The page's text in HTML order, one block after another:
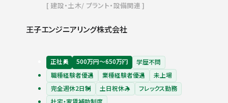
建設・土木 プラント・設備関連
王子エンジニアリング株式会社
正社員 500万円〜650万円
学歴不問
職種経験者優遇
業種経験者優遇
未上場
完全週休2日制
土日祝休み
フレックス勤務